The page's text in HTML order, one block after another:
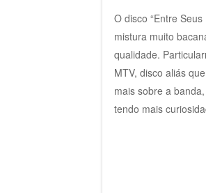
O disco “Entre
mistura muito
qualidade.
MTV, disco aliás
mais sobre a
tendo mais